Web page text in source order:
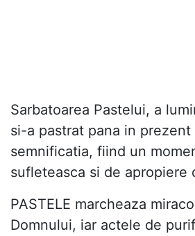
Sarbatoarea Pastelui, a
si-a pastrat pana in prezent
semnificatia, fiind un
sufleteasca si de apropiere
PASTELE marcheaza
Domnului, iar actele de